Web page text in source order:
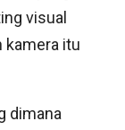
visual
kamera itu
dimana